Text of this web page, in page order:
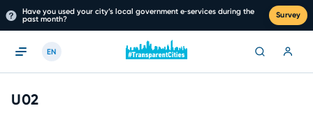
Have you used your city’s local government e‑services during the
past month?
Survey
EN
U02